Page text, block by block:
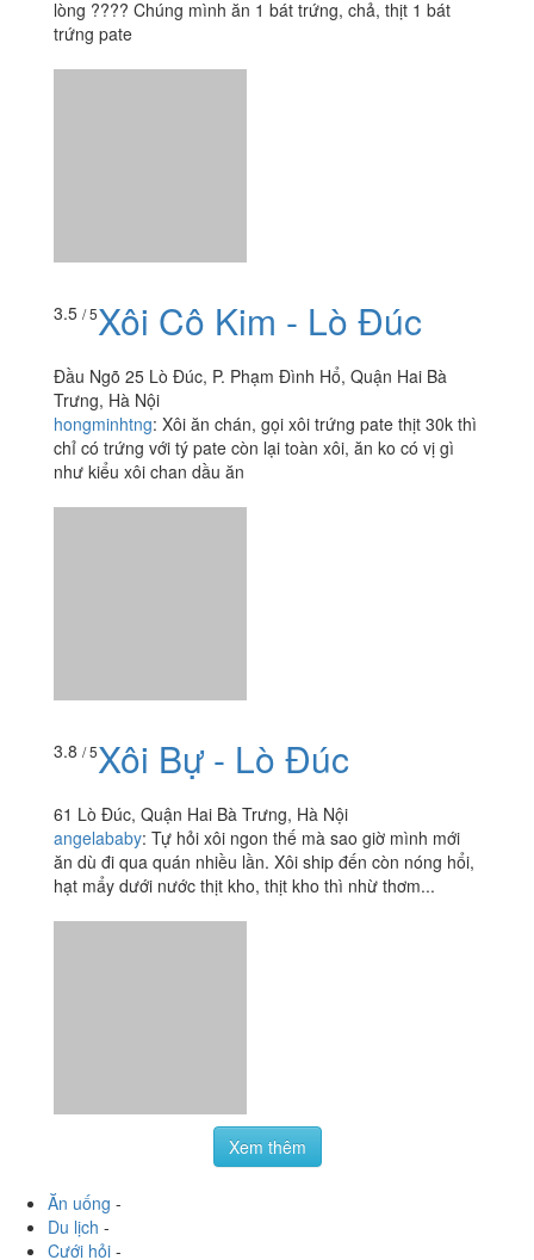
Đầu Ngõ 25 Lò Đúc, P. Phạm Đình Hổ, Quận Hai Bà
Trưng, Hà Nội
3.8/ 5Xôi Bự - Lò Đúc
61 Lò Đúc, Quận Hai Bà Trưng, Hà Nội
angelababy:Tự hỏi xôi ngon thế mà sao giờ mình mới
Ăn uống-
Du lịch -
Cưới hỏi-